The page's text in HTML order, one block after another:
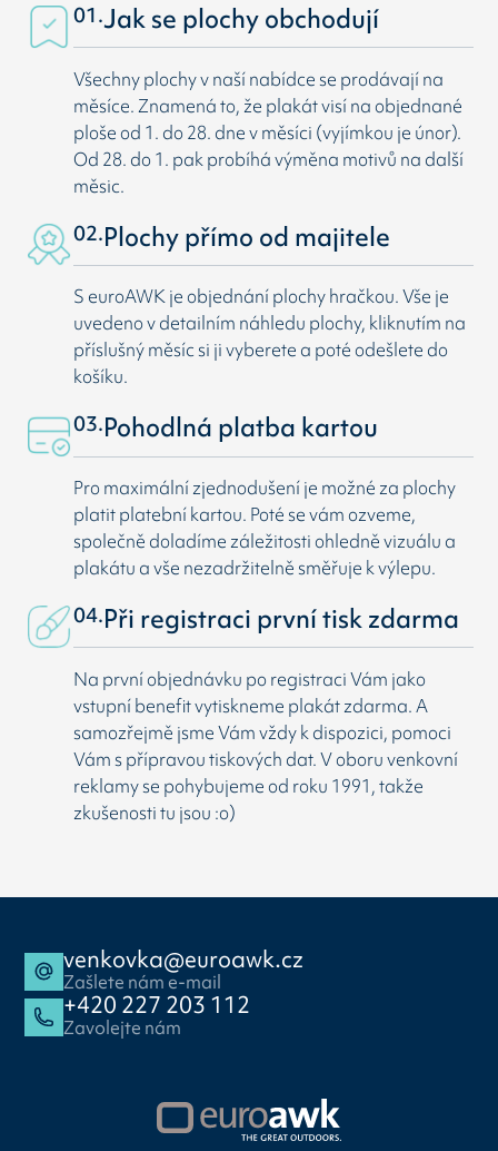
01.Jak se plochy obchodují
Všechny plochy v naší nabídce se prodávají na
měsíce. Znamená to, že plakát visí na objednané
ploše od 1. do 28. dne v měsíci (vyjímkou je únor).
Od 28. do 1. pak probíhá výměna motivů na další
měsic.
02.Plochy přímo od majitele
S euroAWK je objednání plochy hračkou. Vše je
uvedeno v detailním náhledu plochy, kliknutím na
příslušný měsíc si ji vyberete a poté odešlete do
košíku.
03.Pohodlná platba kartou
Pro maximální zjednodušení je možné za plochy
platit platební kartou. Poté se vám ozveme,
společně doladíme záležitosti ohledně vizuálu a
plakátu a vše nezadržitelně směřuje k výlepu.
04.Při registraci první tisk zdarma
Na první objednávku po registraci Vám jako
vstupní benefit vytiskneme plakát zdarma. A
samozřejmě jsme Vám vždy k dispozici, pomoci
Vám s přípravou tiskových dat. V oboru venkovní
reklamy se pohybujeme od roku 1991, takže
zkušenosti tu jsou :o)
venkovka@euroawk.cz
Zašlete nám e-mail
+420 227 203 112
Zavolejte nám